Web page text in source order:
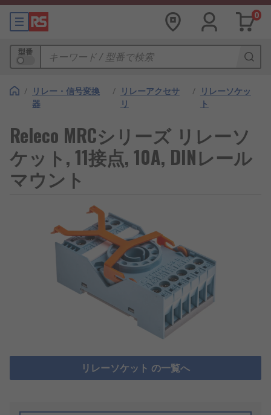
0
型番
/ リレー・信号変換
器
/ リレーアクセサ
リ
/ リレーソケッ
ト
Releco MRCシリーズ リレーソ
ケット, 11接点, 10A, DINレール
マウント
リレーソケット の一覧へ